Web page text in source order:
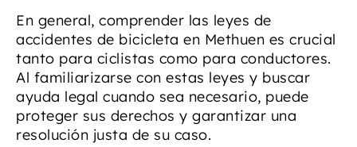
En general, comprender las leyes de
accidentes de bicicleta en Methuen es crucial
tanto para ciclistas como para conductores.
Al familiarizarse con estas leyes y buscar
ayuda legal cuando sea necesario, puede
proteger sus derechos y garantizar una
resolución justa de su caso.